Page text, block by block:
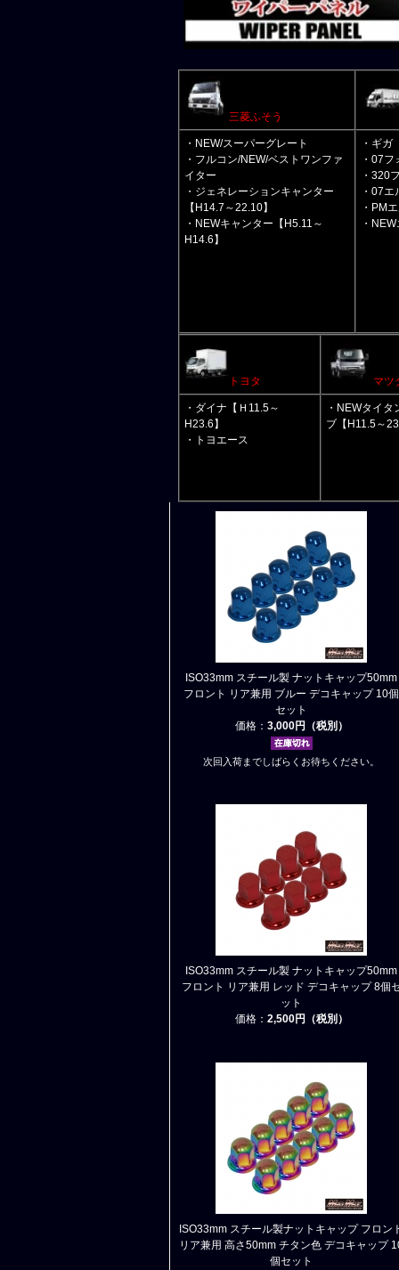
三菱ふそう
・NEW/スーパーグレート
・フルコン/NEW/ベストワンファ
イター
・ジェネレーションキャンター
【H14.7～22.10】
・NEWキャンター【H5.11～
H14.6】
・ギガ
・07
・320
・07
・PM
・
トヨタ マツ
・ダイナ【Ｈ11.5～
H23.6】
・トヨエース
・NEWタイタ
ブ【H11.5～
ISO33mm スチール製 ナットキャップ50mm
フロント リア兼用 ブルー デコキャップ 10個
セット
価格： 3,000円（税別）
次回入荷までしばらくお待ちください。
ISO33mm スチール製 ナットキャップ50mm
フロント リア兼用 レッド デコキャップ 8個
ット
価格： 2,500円（税別）
ISO33mm スチール製ナットキャップ フロン
リア兼用 高さ50mm チタン色 デコキャップ
個セット